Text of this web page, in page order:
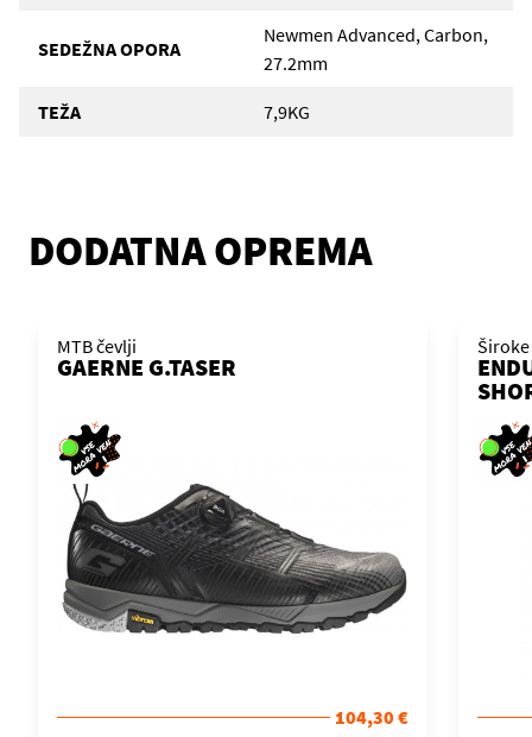
SEDEŽNA OPORA
Newmen Advanced, Carbon,
27.2mm
TEŽA 7,9KG
DODATNA OPREMA
MTB čevlji
GAERNE G.TASER
104,30 €